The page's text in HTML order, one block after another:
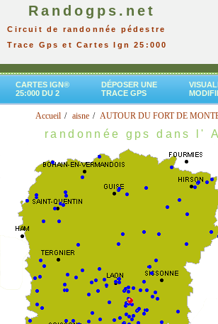
Randogps.net
Circuit de randonnée pédestre
Trace Gps et Cartes Ign 25:000
CARTES IGN®
25:000 DU 2
DÉPOSER UNE
TRACE GPS
Accueil aisne AUTOUR DU FORT DE
randonnée gps dans l'